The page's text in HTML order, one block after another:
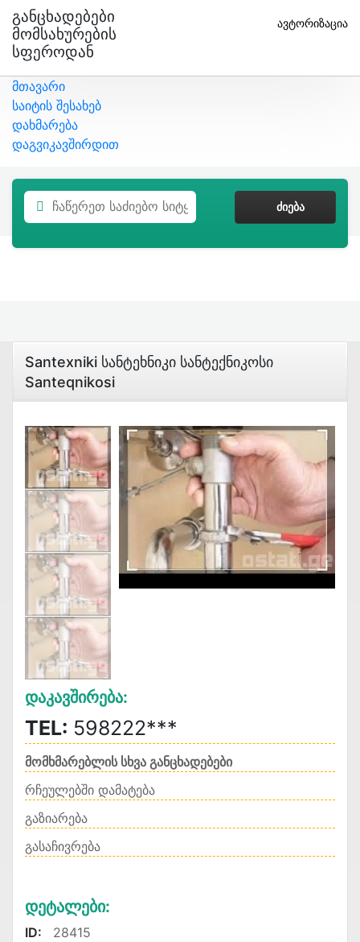
Განცხადებები
Მომსახურების
Სფეროდან
ავტორიზაცია
მთავარი
საიტის შესახებ
დახმარება
დაგვიკავშირდით
ᲫᲘᲔᲑᲐ
Santexniki Სანტეხნიკი Სანტექნიკოსი
Santeqnikosi
Დაკავშირება:
TEL: 598222***
მომხმარებლის სხვა განცხადებები
რჩეულებში დამატება
გაზიარება
გასაჩივრება
Დეტალები:
ID:
28415